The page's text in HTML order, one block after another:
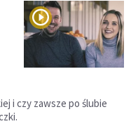
i czy zawsze po ślubie